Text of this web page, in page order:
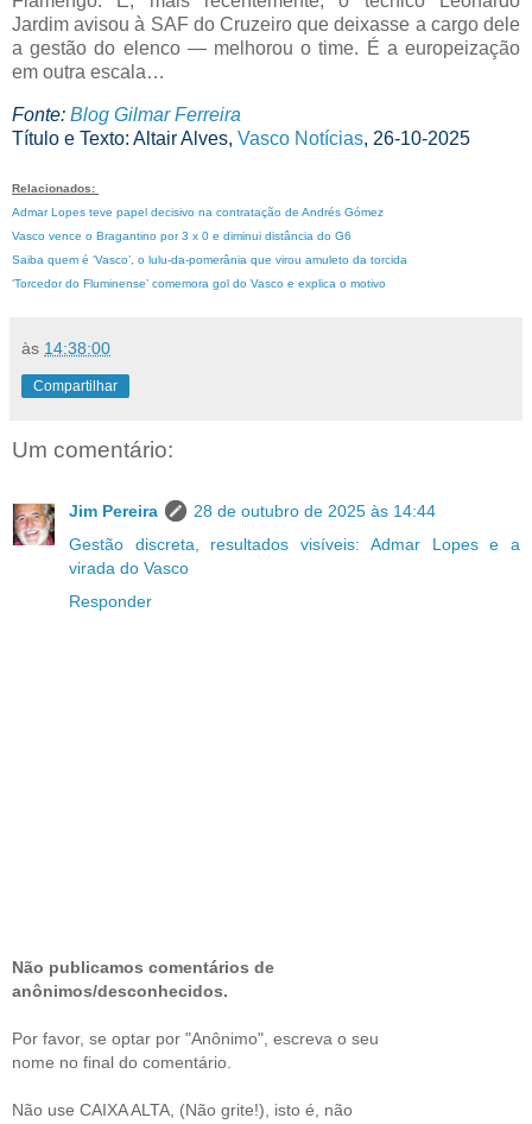
Jardim avisou à SAF do Cruzeiro que deixasse a cargo dele
a gestão do elenco — melhorou o time. É a europeização
em outra escala…
Fonte: Blog Gilmar Ferreira
Título e Texto: Altair Alves, Vasco Notícias, 26-10-2025
Relacionados:
Admar Lopes teve papel decisivo na contratação de Andrés Gómez
Vasco vence o Bragantino por 3 x 0 e diminui distância do G6
Saiba quem é ‘Vasco’, o lulu-da-pomerânia que virou amuleto da torcida
‘Torcedor do Fluminense’ comemora gol do Vasco e explica o motivo
às 14:38:00
Compartilhar
Um comentário:
Jim Pereira
28 de outubro de 2025 às 14:44
Gestão discreta, resultados visíveis: Admar Lopes e a
virada do Vasco
Responder
Não publicamos comentários de
anônimos/desconhecidos.
Por favor, se optar por "Anônimo", escreva o seu
nome no final do comentário.
Não use CAIXA ALTA, (Não grite!), isto é, não